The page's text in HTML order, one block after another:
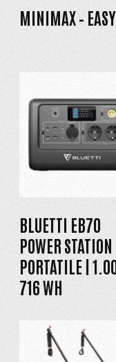
MINIMAX –
BLUETTI EB70
POWER STATION
PORTATILE |
716 WH